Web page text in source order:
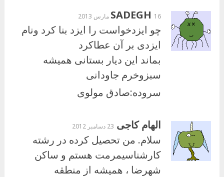
SADEGH 16 مارس 2013
چو ایزدخواست را ایزد بنا کرد ونام
ایزدی بر آن عطاکرد
بماند این دیار بستانی همیشه
سبزوخرم جاودانی
سروده:صادق مولوی
الهام کاجی 23 دسامبر 2012
سلام. من تحصیل کرده در رشته
کارشناسیمرمت هستم و ساکن
شهرضا ، همیشه از منطقه